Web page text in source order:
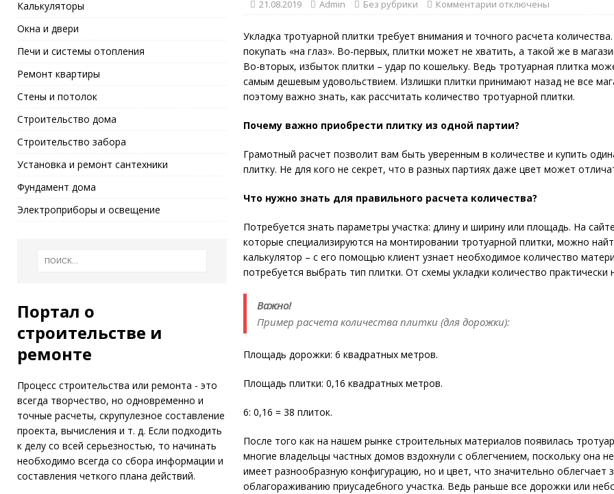
21.08.2019 Admin Без рубрики Комментарии отключены
Укладка тротуарной плитки требует внимания и точного расчета
покупать «на глаз». Во-первых, плитки может не хватить, а такой же в
Во-вторых, избыток плитки – удар по кошельку. Ведь тротуарная плитка
самым дешевым удовольствием. Излишки плитки принимают назад не все
поэтому важно знать, как рассчитать количество тротуарной плитки.
Почему важно приобрести плитку из одной партии?
Грамотный расчет позволит вам быть уверенным в количестве и купить
плитку. Не для кого не секрет, что в разных партиях даже цвет может
Что нужно знать для правильного расчета количества?
Потребуется знать параметры участка: длину и ширину или площадь. На
которые специализируются на монтировании тротуарной плитки, можно
калькулятор – с его помощью клиент узнает необходимое количество
потребуется выбрать тип плитки. От схемы укладки количество практически
Важно!
Пример расчета количества плитки (для дорожки):
Площадь дорожки: 6 квадратных метров.
Площадь плитки: 0,16 квадратных метров.
6: 0,16 = 38 плиток.
После того как на нашем рынке строительных материалов появилась
многие владельцы частных домов вздохнули с облегчением, поскольку она
имеет разнообразную конфигурацию, но и цвет, что значительно облегчает
облагораживанию приусадебного участка. Ведь раньше все дорожки или
Калькуляторы
Окна и двери
Печи и системы отопления
Ремонт квартиры
Стены и потолок
Строительство дома
Строительство забора
Установка и ремонт сантехники
Фундамент дома
Электроприборы и освещение
Портал о
строительстве и
ремонте
Процесс строительства или ремонта - это
всегда творчество, но одновременно и
точные расчеты, скрупулезное составление
проекта, вычисления и т. д. Если подходить
к делу со всей серьезностью, то начинать
необходимо всегда со сбора информации и
составления четкого плана действий.